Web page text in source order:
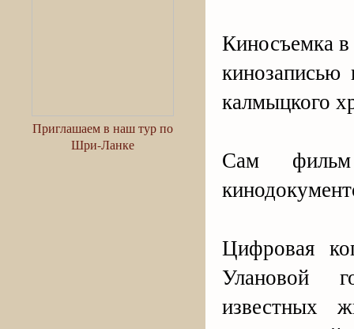
Приглашаем в наш тур по
Шри-Ланке
Киносъемка в
кинозаписью
калмыцкого
Сам фильм
Цифровая
Улановой
известных